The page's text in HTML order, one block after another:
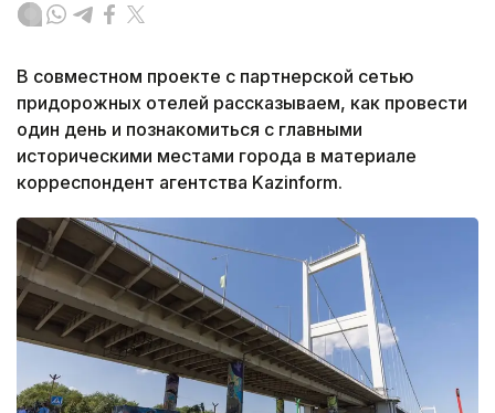
В совместном проекте с партнерской сетью
придорожных отелей рассказываем, как провести
один день и познакомиться с главными
историческими местами города в материале
корреспондент агентства Kazinform.